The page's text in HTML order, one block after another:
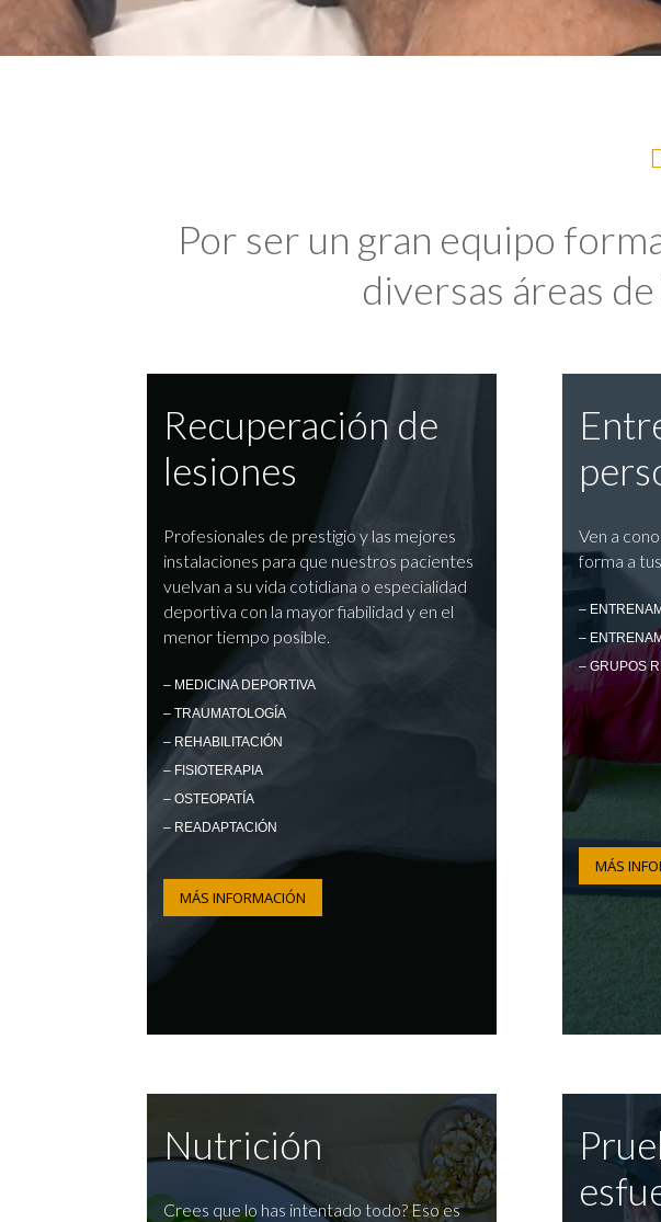
Por ser un gran equipo
diversas áreas
Recuperación de
lesiones
Profesionales de prestigio y las mejores
instalaciones para que nuestros pacientes
vuelvan a su vida cotidiana o especialidad
deportiva con la mayor fiabilidad y en el
menor tiempo posible.
– MEDICINA DEPORTIVA
– TRAUMATOLOGÍA
– REHABILITACIÓN
– FISIOTERAPIA
– OSTEOPATÍA
– READAPTACIÓN
MÁS INFORMACIÓN
Ven a
forma a
–
–
– GRUPOS
MÁS
Nutrición
Crees que lo has intentado todo? Eso es